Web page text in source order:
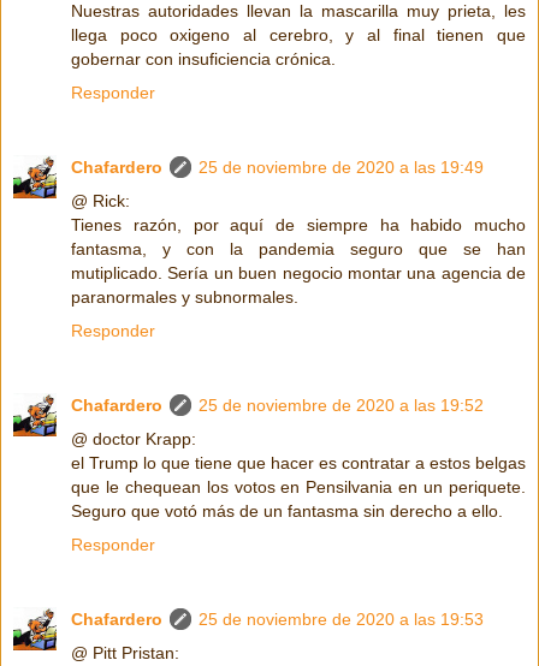
Nuestras autoridades llevan la mascarilla muy prieta, les
llega poco oxigeno al cerebro, y al final tienen que
gobernar con insuficiencia crónica.
Responder
Chafardero
25 de noviembre de 2020 a las 19:49
@ Rick:
Tienes razón, por aquí de siempre ha habido mucho
fantasma, y con la pandemia seguro que se han
mutiplicado. Sería un buen negocio montar una agencia de
paranormales y subnormales.
Responder
Chafardero
25 de noviembre de 2020 a las 19:52
@ doctor Krapp:
el Trump lo que tiene que hacer es contratar a estos belgas
que le chequean los votos en Pensilvania en un periquete.
Seguro que votó más de un fantasma sin derecho a ello.
Responder
Chafardero
25 de noviembre de 2020 a las 19:53
@ Pitt Pristan: